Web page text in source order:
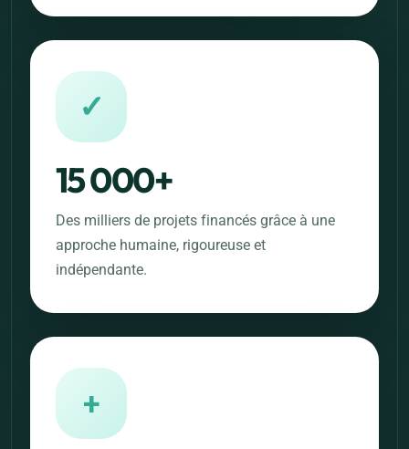
✓
15 000+
Des milliers de projets financés grâce à une
approche humaine, rigoureuse et
indépendante.
+